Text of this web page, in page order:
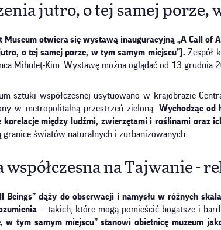
jutro, o tej samej porze,
Museum otwiera się wystawą inauguracyjną „A Call of
o tej samej porze, w tym samym miejscu”). Zespół
Mihuleţ-Kim. Wystawę można oglądać od 13
sztuki współczesnej usytuowano w krajobrazie
w metropolitalną przestrzeń zieloną. Wychodząc od
korelacje między ludźmi, zwierzętami i roślinami oraz
granice światów naturalnych i zurbanizowanych.
współczesna na Tajwanie -
Beings” dąży do obserwacji i namysłu w różnych
— takich, które mogą pomieścić bogatsze i
w tym samym miejscu” stanowi obietnicę muzeum